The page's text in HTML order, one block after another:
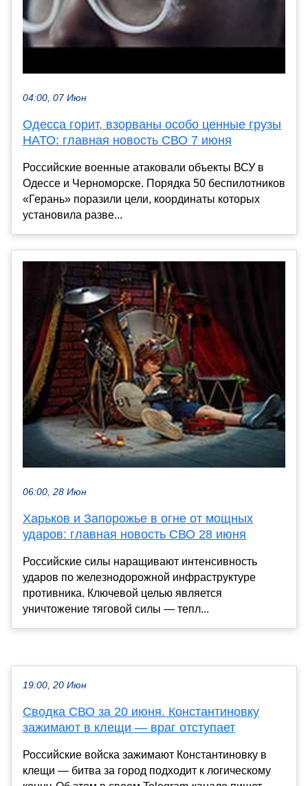
04:00, 07 Июн
Одесса горит, взорваны особо ценные грузы
НАТО: главная новость СВО 7 июня
Российские военные атаковали объекты ВСУ в
Одессе и Черноморске. Порядка 50 беспилотников
«Герань» поразили цели, координаты которых
установила разве...
06:00, 28 Июн
Харьков и Запорожье в огне от мощных
ударов: главная новость СВО 28 июня
Российские силы наращивают интенсивность
ударов по железнодорожной инфраструктуре
противника. Ключевой целью является
уничтожение тяговой силы — тепл...
19:00, 20 Июн
Сводка СВО за 20 июня. Константиновку
зажимают в клещи — враг отступает
Российские войска зажимают Константиновку в
клещи — битва за город подходит к логическому